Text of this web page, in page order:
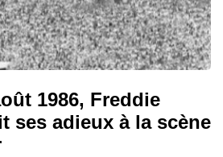
1986, Freddie
ses adieux à la scène